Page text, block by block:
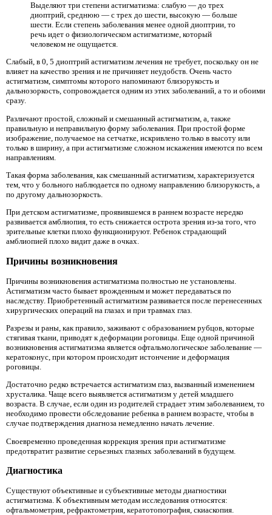
Выделяют три степени астигматизма: слабую — до трех
диоптрий, среднюю — с трех до шести, высокую — больше
шести. Если степень заболевания менее одной диоптрии, то
речь идет о физиологическом астигматизме, который
человеком не ощущается.
Слабый, в 0, 5 диоптрий астигматизм лечения не требует, поскольку он не
влияет на качество зрения и не причиняет неудобств. Очень часто
астигматизм, симптомы которого напоминают близорукость и
дальнозоркость, сопровождается одним из этих заболеваний, а то и обоими
сразу.
Различают простой, сложный и смешанный астигматизм, а, также
правильную и неправильную форму заболевания. При простой форме
изображение, получаемое на сетчатке, искривлено только в высоту или
только в ширину, а при астигматизме сложном искажения имеются по всем
направлениям.
Такая форма заболевания, как смешанный астигматизм, характеризуется
тем, что у больного наблюдается по одному направлению близорукость, а
по другому дальнозоркость.
При детском астигматизме, проявившемся в раннем возрасте нередко
развивается амблиопия, то есть снижается острота зрения из-за того, что
зрительные клетки плохо функционируют. Ребенок страдающий
амблиопией плохо видит даже в очках.
Причины возникновения
Причины возникновения астигматизма полностью не установлены.
Астигматизм часто бывает врожденным и может передаваться по
наследству. Приобретенный астигматизм развивается после перенесенных
хирургических операций на глазах и при травмах глаз.
Разрезы и раны, как правило, заживают с образованием рубцов, которые
стягивая ткани, приводят к деформации роговицы. Еще одной причиной
возникновения астигматизма является офтальмологическое заболевание —
кератоконус, при котором происходит истончение и деформация
роговицы.
Достаточно редко встречается астигматизм глаз, вызванный изменением
хрусталика. Чаще всего выявляется астигматизм у детей младшего
возраста. В случае, если один из родителей страдает этим заболеванием, то
необходимо провести обследование ребенка в раннем возрасте, чтобы в
случае подтверждения диагноза немедленно начать лечение.
Своевременно проведенная коррекция зрения при астигматизме
предотвратит развитие серьезных глазных заболеваний в будущем.
Диагностика
Существуют объективные и субъективные методы диагностики
астигматизма. К объективным методам исследования относятся:
офтальмометрия, рефрактометрия, кератотопография, скиаскопия.